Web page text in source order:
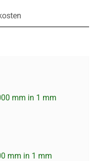
mm in 1 mm
mm in 1 mm